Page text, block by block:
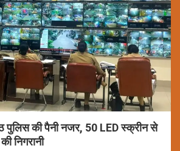
पुलिस की पैनी नजर, 50 LED स्क्रीन से
निगरानी